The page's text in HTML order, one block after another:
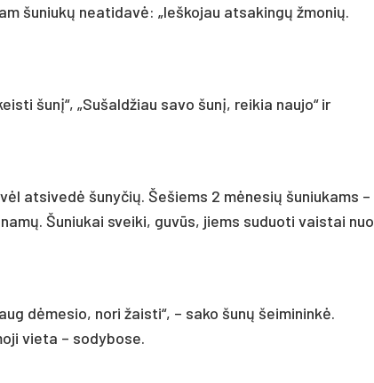
šuniukų neatidavė: „Ieškojau atsakingų žmonių.
šunį“, „Sušaldžiau savo šunį, reikia naujo“ ir
atsivedė šunyčių. Šešiems 2 mėnesių šuniukams –
Šuniukai sveiki, guvūs, jiems suduoti vaistai nuo
dėmesio, nori žaisti“, – sako šunų šeimininkė.
vieta – sodybose.